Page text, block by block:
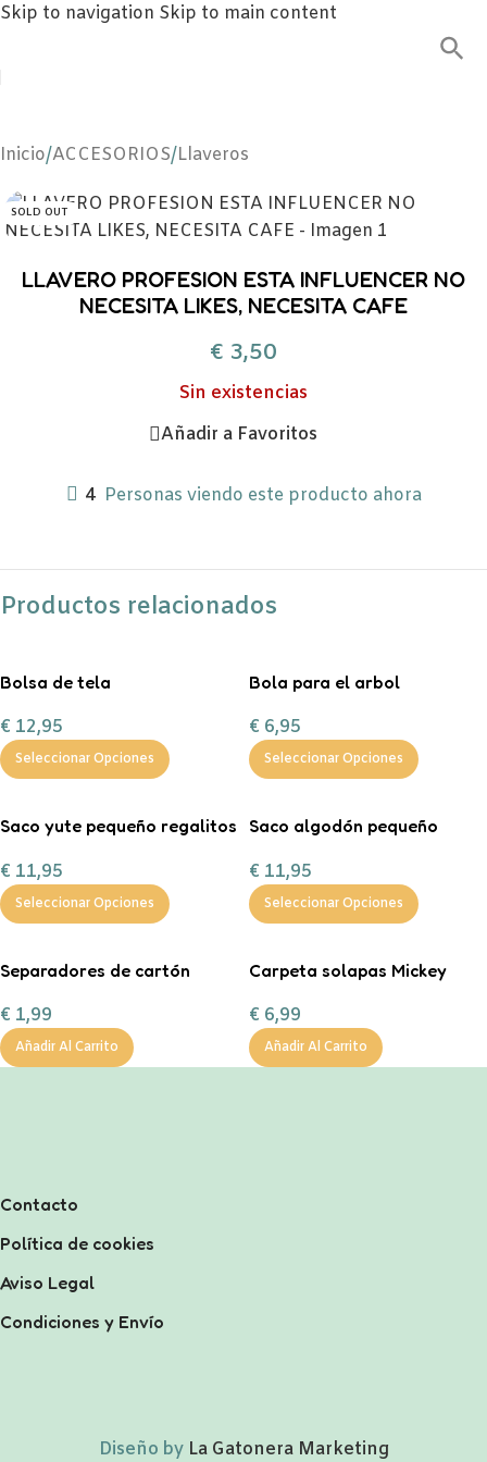
Skip to navigation Skip to main content
Inicio/ACCESORIOS/Llaveros
SOLD OUT
LLAVERO PROFESION ESTA INFLUENCER NO
NECESITA LIKES, NECESITA CAFE
€ 3,50
Sin existencias
Añadir a Favoritos
4 Personas viendo este producto ahora
Productos relacionados
Bolsa de tela
€ 12,95
Seleccionar Opciones
Bola para el arbol
€ 6,95
Seleccionar Opciones
Saco yute pequeño regalitos
€ 11,95
Seleccionar Opciones
Saco algodón pequeño
Magos”
€ 11,95
Seleccionar Opciones
Separadores de cartón
€ 1,99
Añadir Al Carrito
Carpeta solapas Mickey
€ 6,99
Añadir Al Carrito
Contacto
Política de cookies
Aviso Legal
Condiciones y Envío
Diseño by La Gatonera Marketing